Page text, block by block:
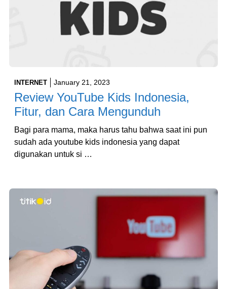
INTERNET January 21, 2023
Review YouTube Kids Indonesia,
Fitur, dan Cara Mengunduh
Bagi para mama, maka harus tahu bahwa saat ini pun
sudah ada youtube kids indonesia yang dapat
digunakan untuk si …